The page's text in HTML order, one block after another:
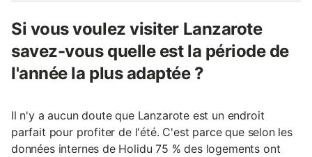
Si vous voulez visiter Lanzarote
savez-vous quelle est la période de
l'année la plus adaptée ?
Il n'y a aucun doute que Lanzarote est un endroit
parfait pour profiter de l'été. C'est parce que selon les
données internes de Holidu 75 % des logements ont